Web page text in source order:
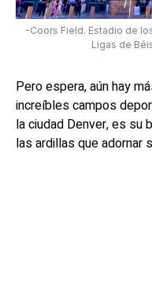
-Coors Field. Estadio de
Ligas de
Pero espera, aún hay
increíbles campos
la ciudad Denver, es
las ardillas que adornar